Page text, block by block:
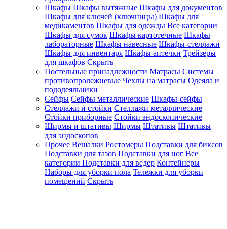
Шкафы Шкафы вытяжные Шкафы для документов
Шкафы для ключей (ключницы) Шкафы для
медикаментов Шкафы для одежды Все категории
Шкафы для сумок Шкафы картотечные Шкафы
лабораторные Шкафы навесные Шкафы-стеллажи
Шкафы для инвентаря Шкафы аптечки Трейзеры
для шкафов Скрыть
Постельные принадлежности Матрасы Системы
противопролежневые Чехлы на матрасы Одеяла и
пододеяльники
Сейфы Сейфы металлические Шкафы-сейфы
Стеллажи и стойки Стеллажи металлические
Стойки приборные Стойки эндоскопические
Ширмы и штативы Ширмы Штативы Штативы
для эндоскопов
Прочее Вешалки Ростомеры Подставки для биксов
Подставки для тазов Подставки для ног Все
категории Подставки для ведер Контейнеры
Наборы для уборки пола Тележки для уборки
помещений Скрыть